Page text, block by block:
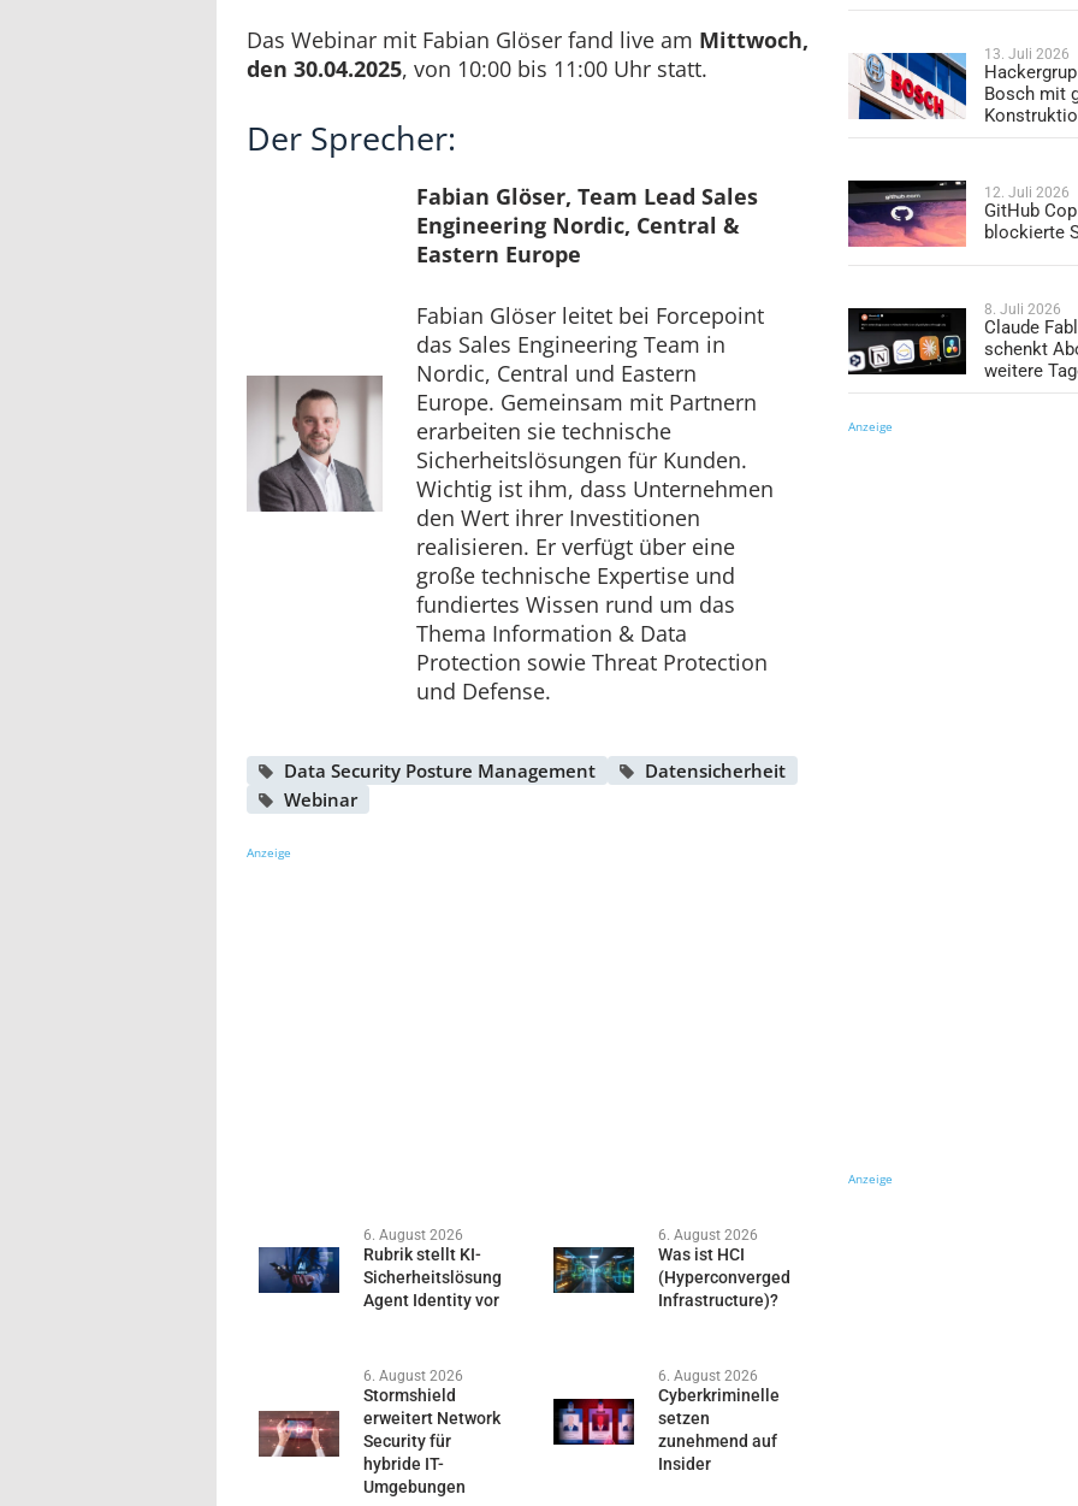
Das Webinar mit Fabian Glöser fand live am Mittwoch,
den 30.04.2025, von 10:00 bis 11:00 Uhr statt.
Der Sprecher:
Fabian Glöser, Team Lead Sales
Engineering Nordic, Central &
Eastern Europe
Fabian Glöser leitet bei Forcepoint
das Sales Engineering Team in
Nordic, Central und Eastern
Europe. Gemeinsam mit Partnern
erarbeiten sie technische
Sicherheitslösungen für Kunden.
Wichtig ist ihm, dass Unternehmen
den Wert ihrer Investitionen
realisieren. Er verfügt über eine
große technische Expertise und
fundiertes Wissen rund um das
Thema Information & Data
Protection sowie Threat Protection
und Defense.
Data Security Posture Management
Datensicherheit
Webinar
Anzeige
6. August 2026
Rubrik stellt KI-
Sicherheitslösung
Agent Identity vor
6. August 2026
Was ist HCI
(Hyperconverged
Infrastructure)?
6. August 2026
Stormshield
erweitert Network
Security für
hybride IT-
Umgebungen
6. August 2026
Cyberkriminelle
setzen
zunehmend auf
Insider
13. Juli 2026
Bosch mit
12. Juli 2026
GitHub
blockierte
8. Juli 2026
Claude
schenkt
weitere
Anzeige
Anzeige